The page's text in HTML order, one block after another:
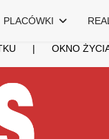
PLACÓWKI
| OKNO